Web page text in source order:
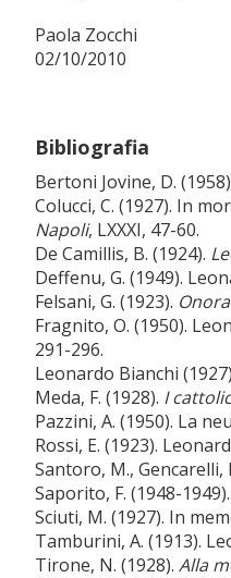
Paola Zocchi
02/10/2010
Bibliografia
Bertoni Jovine, D.
Colucci, C. (1927). In
Napoli, LXXXI, 47-60.
De Camillis, B. (1924).
Deffenu, G. (1949).
Felsani, G. (1923).
Fragnito, O. (1950).
291-296.
Leonardo Bianchi
Meda, F. (1928). I
Pazzini, A. (1950). La
Rossi, E. (1923).
Santoro, M., Gencarelli,
Saporito, F. (1948-
Sciuti, M. (1927). In
Tamburini, A. (1913).
Tirone, N. (1928). Alla